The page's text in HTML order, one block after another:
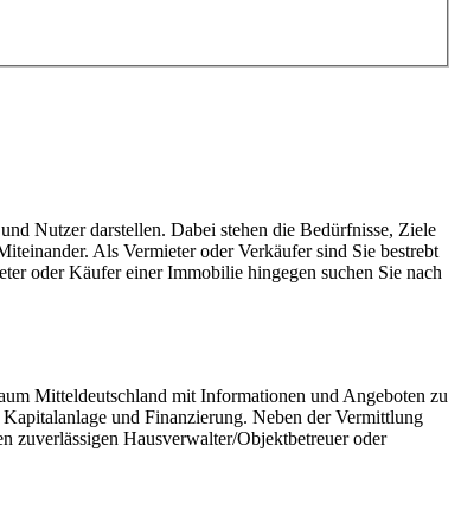
Nutzer darstellen. Dabei stehen die Bedürfnisse, Ziele
Als Vermieter oder Verkäufer sind Sie bestrebt
oder Käufer einer Immobilie hingegen suchen Sie nach
Mitteldeutschland mit Informationen und Angeboten zu
und Finanzierung. Neben der Vermittlung
zuverlässigen Hausverwalter/Objektbetreuer oder